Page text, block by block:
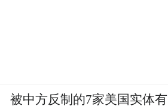
被中方反制的7家美国实体有